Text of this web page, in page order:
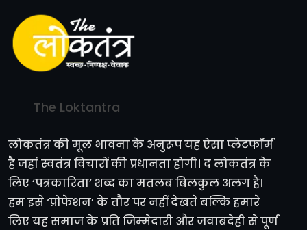
The Loktantra
लोकतंत्र की मूल भावना के अनुरूप यह ऐसा प्लेटफॉर्म
है जहां स्वतंत्र विचारों की प्रधानता होगी। द लोकतंत्र के
लिए ‘पत्रकारिता’ शब्द का मतलब बिलकुल अलग है।
हम इसे ‘प्रोफेशन’ के तौर पर नहीं देखते बल्कि हमारे
लिए यह समाज के प्रति जिम्मेदारी और जवाबदेही से पूर्ण